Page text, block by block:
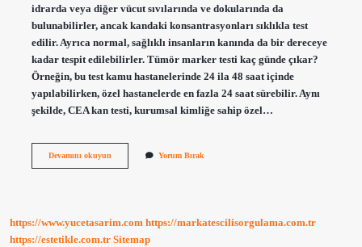
idrarda veya diğer vücut sıvılarında ve dokularında da
bulunabilirler, ancak kandaki konsantrasyonları sıklıkla test
edilir. Ayrıca normal, sağlıklı insanların kanında da bir dereceye
kadar tespit edilebilirler. Tümör marker testi kaç günde çıkar?
Örneğin, bu test kamu hastanelerinde 24 ila 48 saat içinde
yapılabilirken, özel hastanelerde en fazla 24 saat sürebilir. Aynı
şekilde, CEA kan testi, kurumsal kimliğe sahip özel…
Devamını okuyunKanser
Yorum Bırak
https://www.yucetasarim.com https://markatescilisorgulama.com.tr
https://estetikle.com.tr Sitemap